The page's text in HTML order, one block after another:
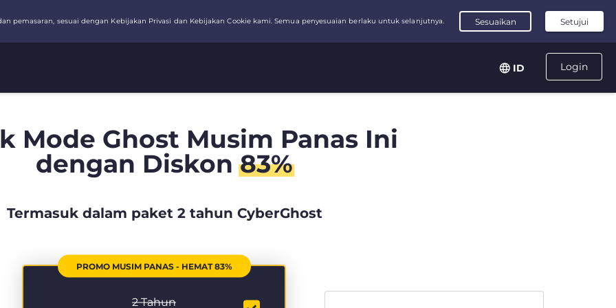
Login
ID
Mode Ghost Musim Panas Ini
dengan Diskon83%
Termasuk dalam paket 2 tahun CyberGhost
PROMO MUSIM PANAS - HEMAT 83%
2 Tahun